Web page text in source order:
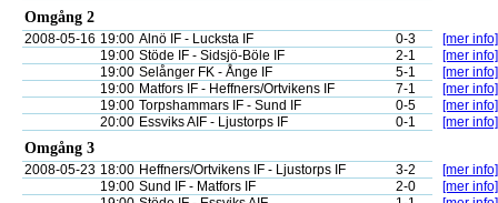
Omgång 2
2008-05-16 19:00 Alnö IF - Lucksta IF 0-3
[mer info]
19:00 Stöde IF - Sidsjö-Böle IF 2-1
[mer info]
19:00 Selånger FK - Ånge IF 5-1
[mer info]
19:00 Matfors IF - Heffners/Ortvikens IF 7-1
[mer info]
19:00 Torpshammars IF - Sund IF 0-5
[mer info]
20:00 Essviks AIF - Ljustorps IF 0-1 [mer info]
Omgång 3
2008-05-23 18:00 Heffners/Ortvikens IF - Ljustorps IF 3-2
[mer info]
19:00 Sund IF - Matfors IF 2-0
[mer info]